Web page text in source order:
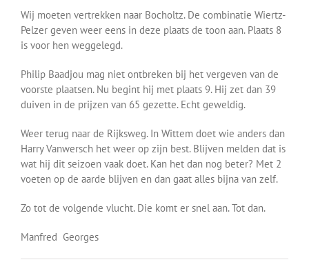
Wij moeten vertrekken naar Bocholtz. De combinatie Wiertz-
Pelzer geven weer eens in deze plaats de toon aan. Plaats 8
is voor hen weggelegd.
Philip Baadjou mag niet ontbreken bij het vergeven van de
voorste plaatsen. Nu begint hij met plaats 9. Hij zet dan 39
duiven in de prijzen van 65 gezette. Echt geweldig.
Weer terug naar de Rijksweg. In Wittem doet wie anders dan
Harry Vanwersch het weer op zijn best. Blijven melden dat is
wat hij dit seizoen vaak doet. Kan het dan nog beter? Met 2
voeten op de aarde blijven en dan gaat alles bijna van zelf.
Zo tot de volgende vlucht. Die komt er snel aan. Tot dan.
Manfred Georges